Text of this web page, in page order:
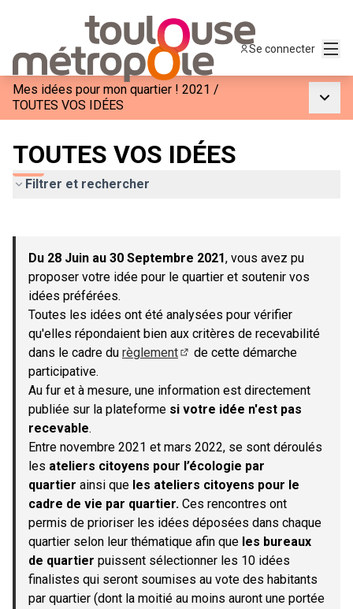
Se connecter
Mes idées pour mon quartier ! 2021 /
TOUTES VOS IDÉES
TOUTES VOS IDÉES
Filtrer et rechercher
−
Du 28 Juin au 30 Septembre 2021, vous avez pu
proposer votre idée pour le quartier et soutenir vos
idées préférées.
Toutes les idées ont été analysées pour vérifier
qu'elles répondaient bien aux critères de recevabilité
dans le cadre du règlement
de cette démarche
participative.
Au fur et à mesure, une information est directement
publiée sur la plateforme si votre idée n'est pas
recevable.
Entre novembre 2021 et mars 2022, se sont déroulés
les ateliers citoyens pour l’écologie par
quartier ainsi que les ateliers citoyens pour le
cadre de vie par quartier. Ces rencontres ont
permis de prioriser les idées déposées dans chaque
quartier selon leur thématique afin que les bureaux
de quartier puissent sélectionner les 10 idées
finalistes qui seront soumises au vote des habitants
par quartier (dont la moitié au moins auront une portée